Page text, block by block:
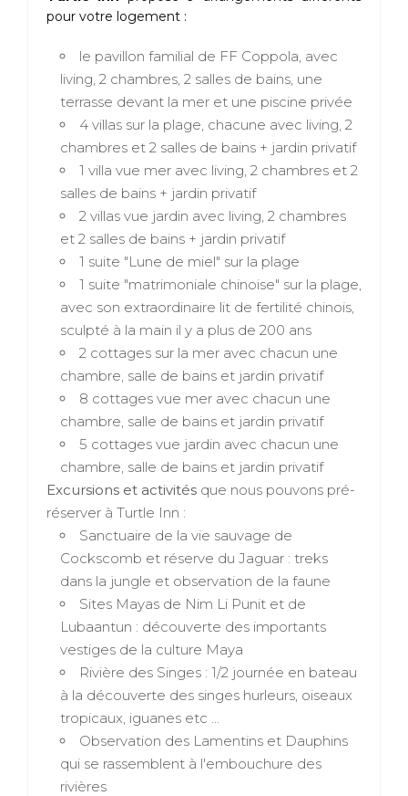
pour votre logement :
le pavillon familial de FF Coppola, avec
living, 2 chambres, 2 salles de bains, une
terrasse devant la mer et une piscine privée
4 villas sur la plage, chacune avec living, 2
chambres et 2 salles de bains + jardin privatif
1 villa vue mer avec living, 2 chambres et 2
salles de bains + jardin privatif
2 villas vue jardin avec living, 2 chambres
et 2 salles de bains + jardin privatif
1 suite "Lune de miel" sur la plage
1 suite "matrimoniale chinoise" sur la plage,
avec son extraordinaire lit de fertilité chinois,
sculpté à la main il y a plus de 200 ans
2 cottages sur la mer avec chacun une
chambre, salle de bains et jardin privatif
8 cottages vue mer avec chacun une
chambre, salle de bains et jardin privatif
5 cottages vue jardin avec chacun une
chambre, salle de bains et jardin privatif
Excursions et activités que nous pouvons pré-
réserver à Turtle Inn :
Sanctuaire de la vie sauvage de
Cockscomb et réserve du Jaguar : treks
dans la jungle et observation de la faune
Sites Mayas de Nim Li Punit et de
Lubaantun : découverte des importants
vestiges de la culture Maya
Rivière des Singes : 1/2 journée en bateau
à la découverte des singes hurleurs, oiseaux
tropicaux, iguanes etc ...
Observation des Lamentins et Dauphins
qui se rassemblent à l'embouchure des
rivières